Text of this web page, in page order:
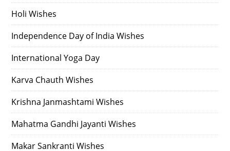
Holi Wishes
Independence Day of India Wishes
International Yoga Day
Karva Chauth Wishes
Krishna Janmashtami Wishes
Mahatma Gandhi Jayanti Wishes
Makar Sankranti Wishes